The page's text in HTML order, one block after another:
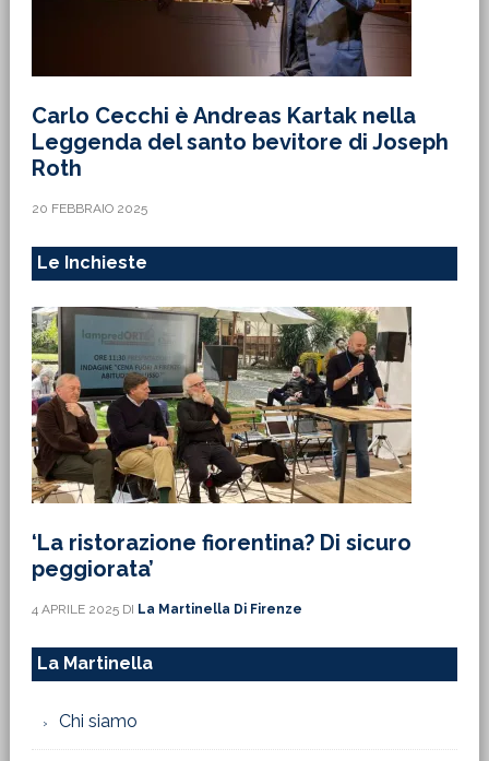
Carlo Cecchi è Andreas Kartak nella
Leggenda del santo bevitore di Joseph
Roth
20 FEBBRAIO 2025
Le Inchieste
‘La ristorazione fiorentina? Di sicuro
peggiorata’
4 APRILE 2025DI La Martinella Di Firenze
La Martinella
Chi siamo